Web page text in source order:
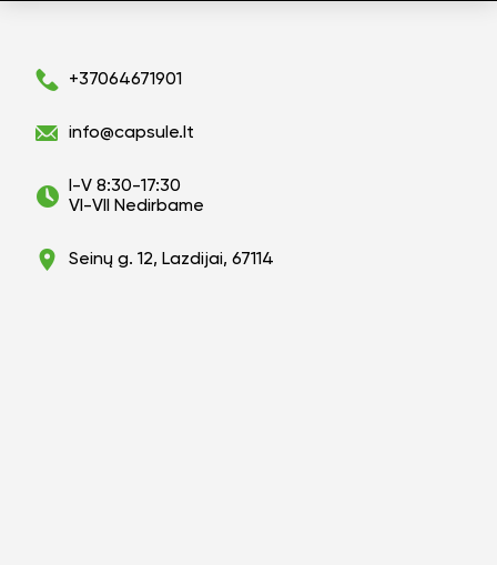
+37064671901
info@capsule.lt
I-V 8:30-17:30
VI-VII Nedirbame
Seinų g. 12, Lazdijai, 67114